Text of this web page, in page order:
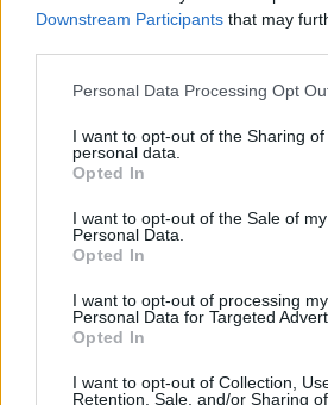
Downstream Participants that may
Please note that this website/app
not limited to your visit or usage
grant or deny consent to Google and
use your data for below specified
consent section.
Personal Data Processing Opt
I want to opt-out of the Sharing of
personal data.
Opted In
I want to opt-out of the Sale of my
Personal Data.
Opted In
I want to opt-out of processing my
Personal Data for Targeted
Opted In
I want to opt-out of Collection,
Retention, Sale, and/or Sharing
egy marék gabonapárnát.…